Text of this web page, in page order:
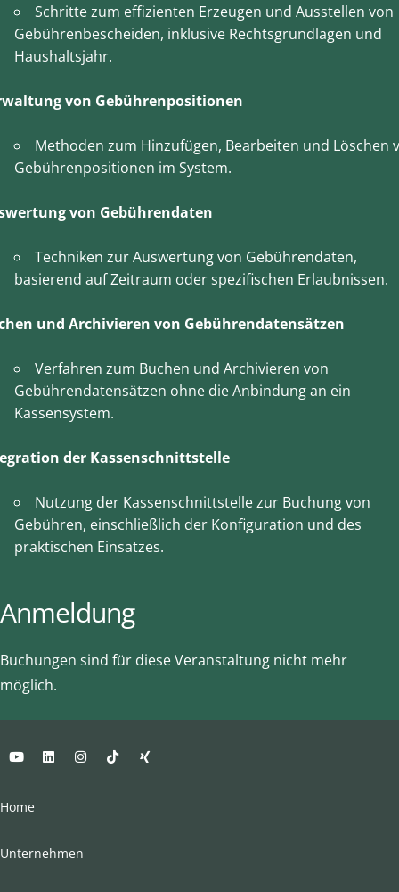
Schritte zum effizienten Erzeugen und Ausstellen von
Gebührenbescheiden, inklusive Rechtsgrundlagen und
Haushaltsjahr.
von Gebührenpositionen
Methoden zum Hinzufügen, Bearbeiten und Löschen
Gebührenpositionen im System.
von Gebührendaten
Techniken zur Auswertung von Gebührendaten,
basierend auf Zeitraum oder spezifischen Erlaubnissen.
und Archivieren von Gebührendatensätzen
Verfahren zum Buchen und Archivieren von
Gebührendatensätzen ohne die Anbindung an ein
Kassensystem.
der Kassenschnittstelle
Nutzung der Kassenschnittstelle zur Buchung von
Gebühren, einschließlich der Konfiguration und des
praktischen Einsatzes.
Anmeldung
Buchungen sind für diese Veranstaltung nicht mehr
möglich.
Home
Unternehmen